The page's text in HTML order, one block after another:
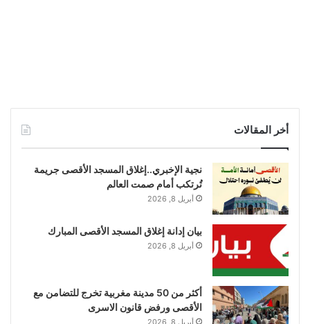
أخر المقالات
نجية الإخبري..إغلاق المسجد الأقصى جريمة
تُرتكب أمام صمت العالم
أبريل 8, 2026
بيان إدانة إغلاق المسجد الأقصى المبارك
أبريل 8, 2026
أكثر من 50 مدينة مغربية تخرج للتضامن مع
الأقصى ورفض قانون الاسرى